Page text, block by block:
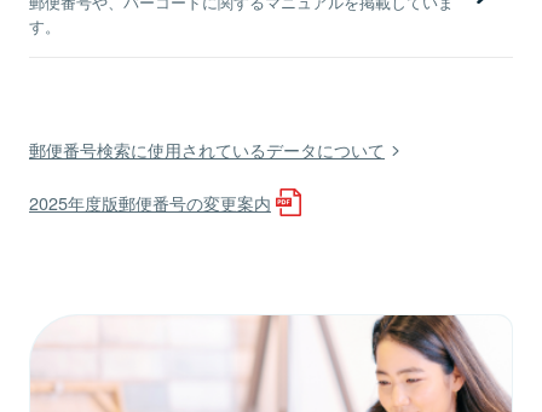
す。
郵便番号検索に使用されているデータについて
2025年度版郵便番号の変更案内